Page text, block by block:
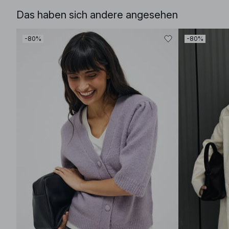
Das haben sich andere angesehen
-80% -80%